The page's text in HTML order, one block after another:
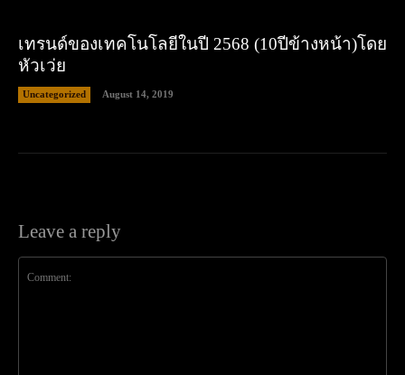
เทรนด์ของเทคโนโลยีในปี 2568 (10ปีข้างหน้า)โดย
หัวเว่ย
Uncategorized August 14, 2019
Leave a reply